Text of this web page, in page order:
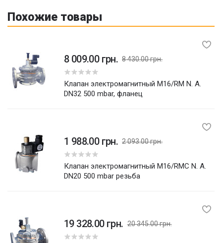
Похожие товары
8 009.00 грн. 8 430.00 грн.
Клапан электромагнитный M16/RM N. A.
DN32 500 mbar, фланец
1 988.00 грн. 2 093.00 грн.
Клапан электромагнитный M16/RMC N. A.
DN20 500 mbar резьба
19 328.00 грн. 20 345.00 грн.